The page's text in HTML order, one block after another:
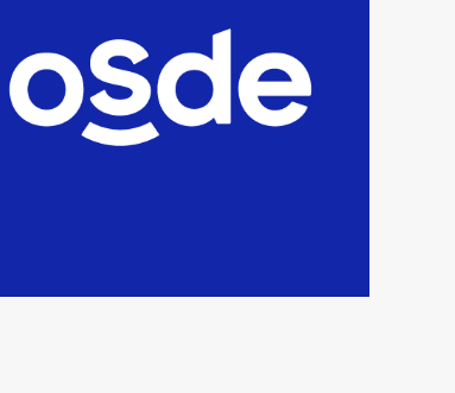
que intentaron evadir a
la Policía fueron
detenidos por
comercialización de
drogas en la tarde del
sábado